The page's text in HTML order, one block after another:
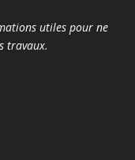
utiles pour ne
travaux.